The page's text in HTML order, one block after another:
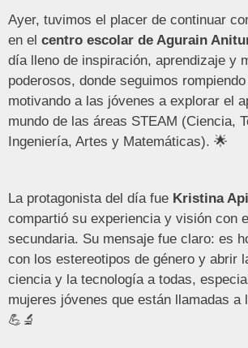
Ayer, tuvimos el placer de continuar
en el centro escolar de Agurain
día lleno de inspiración, aprendizaje y
poderosos, donde seguimos
motivando a las jóvenes a explorar el
mundo de las áreas STEAM (Ciencia,
Ingeniería, Artes y Matemáticas). 🌟
La protagonista del día fue Kristina
compartió su experiencia y visión con
secundaria. Su mensaje fue claro: es
con los estereotipos de género y abrir
ciencia y la tecnología a todas,
mujeres jóvenes que están llamadas a
💪🔬